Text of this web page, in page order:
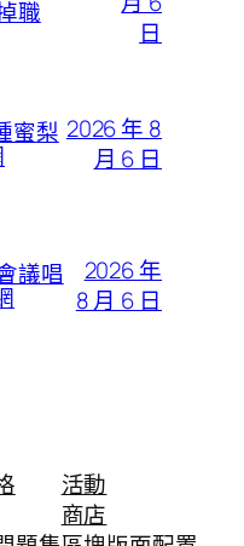
職
日
蜜梨 2026 年 8
月 6 日
議唱
2026 年
8 月 6 日
活動
商店